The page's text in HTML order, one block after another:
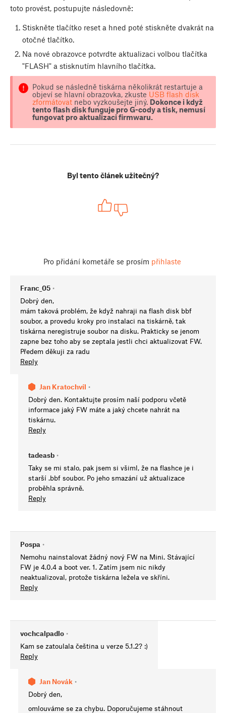
toto provést, postupujte následovně:
Stiskněte tlačítko reset a hned poté stiskněte dvakrát na
otočné tlačítko.
Na nové obrazovce potvrdte aktualizaci volbou tlačítka
"FLASH" a stisknutím hlavního tlačítka.
Pokud se následně tiskárna několikrát restartuje a
objeví se hlavní obrazovka, zkuste USB flash disk
zformátovatnebo vyzkoušejte jiný. Dokonce i když
tento flash disk funguje pro G-cody a tisk, nemusí
fungovat pro aktualizaci firmwaru.
Byl tento článek užitečný?
Pro přidání kometáře se prosím přihlaste
Franc_05 •
Dobrý den,
mám taková problém, že když nahraji na flash disk bbf
soubor, a provedu kroky pro instalaci na tiskárně, tak
tiskárna neregistruje soubor na disku. Prakticky se jenom
zapne bez toho aby se zeptala jestli chci aktualizovat FW.
Předem děkuji za radu
Reply
Jan Kratochvíl •
Dobrý den. Kontaktujte prosím naší podporu včetě
informace jaký FW máte a jaký chcete nahrát na
tiskárnu.
Reply
tadeasb •
Taky se mi stalo, pak jsem si všiml, že na flashce je i
starší .bbf soubor. Po jeho smazání už aktualizace
proběhla správně.
Reply
Pospa •
Nemohu nainstalovat žádný nový FW na Mini. Stávající
FW je 4.0.4 a boot ver. 1. Zatím jsem nic nikdy
neaktualizoval, protože tiskárna ležela ve skříni.
Reply
vochcalpadlo •
Kam se zatoulala čeština u verze 5.1.2? :)
Reply
Jan Novák •
Dobrý den,
omlouváme se za chybu. Doporučujeme stáhnout